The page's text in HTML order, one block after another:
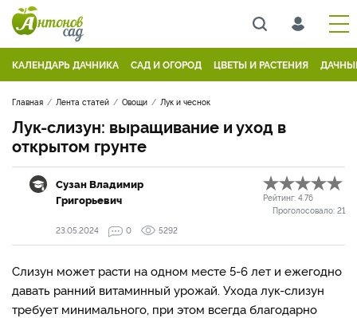
КАЛЕНДАРЬ ДАЧНИКА САД И ОГОРОД ЦВЕТЫ И РАСТЕНИЯ
Главная Лента статей Овощи Лук и чеснок
Лук-слизун: выращивание и уход в
открытом грунте
Сузан Владимир
Григорьевич
Рейтинг: 4.76
Проголосовало: 21
23.05.2024
0 5292
Слизун может расти на одном месте 5-6 лет и ежегодно
давать ранний витаминный урожай. Ухода лук-слизун
требует минимального, при этом всегда благодарно